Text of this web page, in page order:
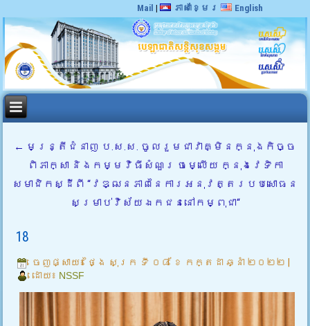
Mail | ភាសាខ្មែរ English
← មន្ត្រីជំនាញ ប.ស.ស. ចូលរួមជាវាគ្មិនក្នុងកិច្ច
ពិភាក្សា និងកម្មវិធីសំណួរ ចម្លើយ ក្នុងវេទិកា
សមាជិកស្ដីពី “វឌ្ឍនភាពនៃការអនុវត្តរបបសោធន
សម្រាប់វិស័យឯកជននៅកម្ពុជា“
18
ចេញផ្សាយ៖ ថ្ងៃ សុក្រ ទី ០៨ ខែ កក្តដា ឆ្នាំ ២០២២
ដោយ៖ NSSF